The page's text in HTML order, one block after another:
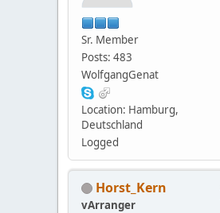
Sr. Member
Posts: 483
WolfgangGenat
Location: Hamburg,
Deutschland
Logged
Horst_Kern
vArranger